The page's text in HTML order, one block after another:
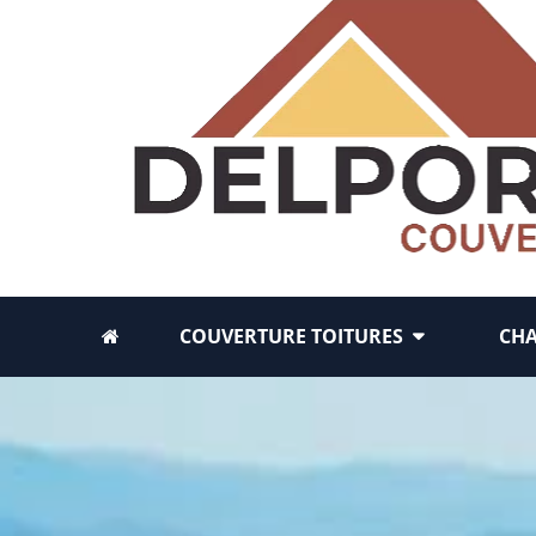
COUVERTURE TOITURES